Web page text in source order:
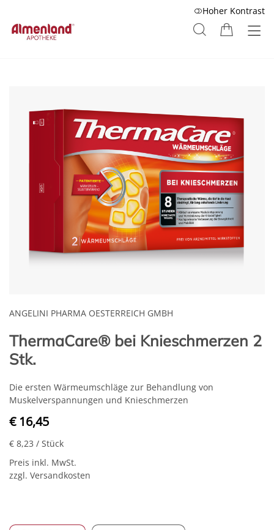
Hoher Kontrast
ANGELINI PHARMA OESTERREICH GMBH
ThermaCare® bei Knieschmerzen 2
Stk.
Die ersten Wärmeumschläge zur Behandlung von
Muskelverspannungen und Knieschmerzen
€ 16,45
€ 8,23 / Stück
Preis inkl. MwSt.
zzgl. Versandkosten